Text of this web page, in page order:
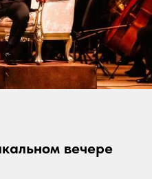
вечере